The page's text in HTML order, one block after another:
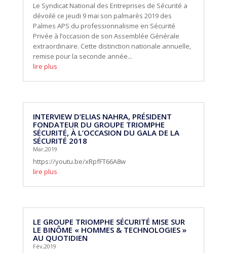
Le Syndicat National des Entreprises de Sécurité a
dévoilé ce jeudi 9 mai son palmarès 2019 des
Palmes APS du professionnalisme en Sécurité
Privée à l’occasion de son Assemblée Générale
extraordinaire. Cette distinction nationale annuelle,
remise pour la seconde année...
lire plus
INTERVIEW D’ELIAS NAHRA, PRÉSIDENT
FONDATEUR DU GROUPE TRIOMPHE
SÉCURITÉ, À L’OCCASION DU GALA DE LA
SÉCURITÉ 2018
Mar,2019
https://youtu.be/xRpfFT66A8w
lire plus
LE GROUPE TRIOMPHE SÉCURITÉ MISE SUR
LE BINÔME « HOMMES & TECHNOLOGIES »
AU QUOTIDIEN
Fév,2019